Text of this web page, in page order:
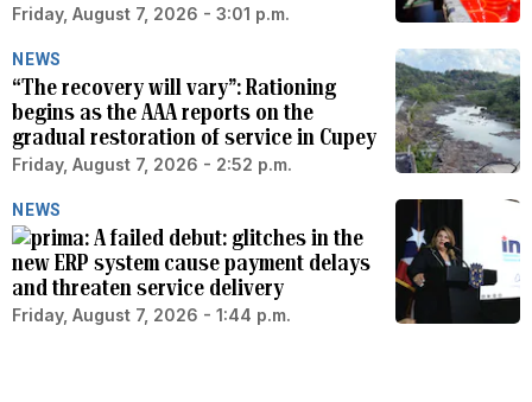
Friday, August 7, 2026 - 3:01 p.m.
NEWS
“The recovery will vary”: Rationing
begins as the AAA reports on the
gradual restoration of service in Cupey
Friday, August 7, 2026 - 2:52 p.m.
NEWS
A failed debut: glitches in the
new ERP system cause payment delays
and threaten service delivery
Friday, August 7, 2026 - 1:44 p.m.